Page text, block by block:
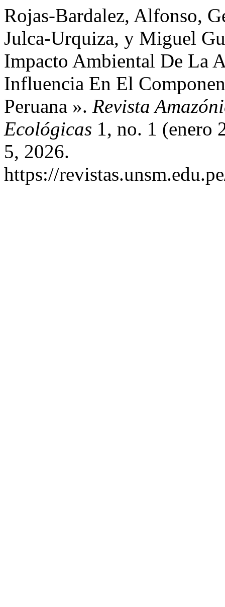
Rojas-Bardalez, Alfonso,
Julca-Urquiza, y Miguel
Impacto Ambiental De La
Influencia En El
Peruana ». Revista
Ecológicas 1, no. 1 (enero
5, 2026.
https://